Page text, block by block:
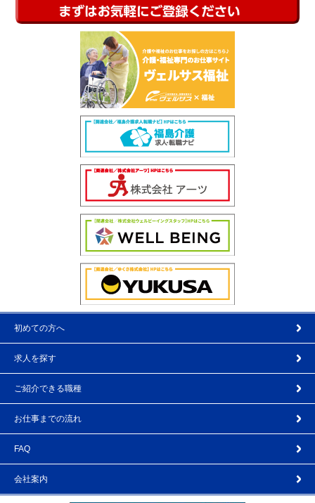
初めての方へ
求人を探す
ご紹介できる職種
お仕事までの流れ
FAQ
会社案内